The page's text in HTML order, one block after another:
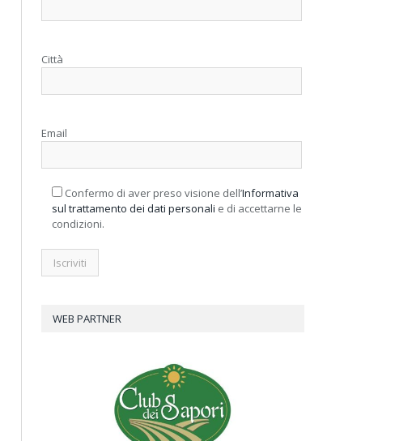
Città
Email
Confermo di aver preso visione dell’Informativa
sul trattamento dei dati personali e di accettarne le
condizioni.
WEB PARTNER